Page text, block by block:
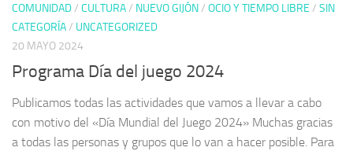
COMUNIDAD/ CULTURA/ NUEVO GIJÓN/ OCIO Y TIEMPO LIBRE / SIN
CATEGORÍA/ UNCATEGORIZED
20 MAYO 2024
Programa Día del juego 2024
Publicamos todas las actividades que vamos a llevar a cabo
con motivo del «Día Mundial del Juego 2024» Muchas gracias
a todas las personas y grupos que lo van a hacer posible. Para